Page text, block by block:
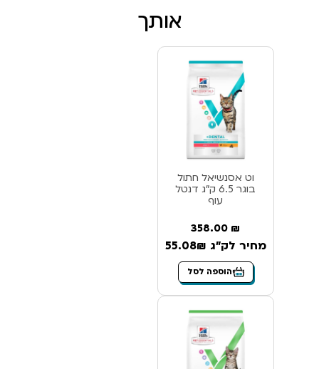
אותך
וט אסנשיאל חתול
בוגר 6.5 ק”ג דנטל
עוף
358.00 ₪
מחיר לק"ג 55.08₪
הוספה לסל